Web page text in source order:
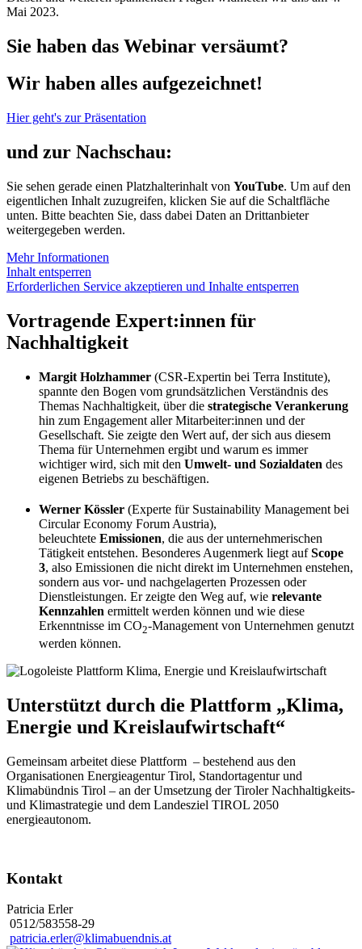
Mai 2023.
Sie haben das Webinar versäumt?
Wir haben alles aufgezeichnet!
Hier geht's zur Präsentation
und zur Nachschau:
Sie sehen gerade einen Platzhalterinhalt von YouTube. Um auf den
eigentlichen Inhalt zuzugreifen, klicken Sie auf die Schaltfläche
unten. Bitte beachten Sie, dass dabei Daten an Drittanbieter
weitergegeben werden.
Mehr Informationen
Inhalt entsperren
Erforderlichen Service akzeptieren und Inhalte entsperren
Vortragende Expert:innen für
Nachhaltigkeit
Margit Holzhammer (CSR-Expertin bei Terra Institute),
spannte den Bogen vom grundsätzlichen Verständnis des
Themas Nachhaltigkeit, über die strategische Verankerung
hin zum Engagement aller Mitarbeiter:innen und der
Gesellschaft. Sie zeigte den Wert auf, der sich aus diesem
Thema für Unternehmen ergibt und warum es immer
wichtiger wird, sich mit den Umwelt- und Sozialdaten des
eigenen Betriebs zu beschäftigen.
Werner Kössler (Experte für Sustainability Management bei
Circular Economy Forum Austria),
beleuchtete Emissionen, die aus der unternehmerischen
Tätigkeit entstehen. Besonderes Augenmerk liegt aufScope
3, also Emissionen die nicht direkt im Unternehmen enstehen,
sondern aus vor- und nachgelagerten Prozessen oder
Dienstleistungen. Er zeigte den Weg auf, wie relevante
Kennzahlen ermittelt werden können und wie diese
Erkenntnisse im CO2-Management von Unternehmen genutzt
werden können.
Unterstützt durch die Plattform „Klima,
Energie und Kreislaufwirtschaft“
Gemeinsam arbeitet diese Plattform – bestehend aus den
Organisationen Energieagentur Tirol, Standortagentur und
Klimabündnis Tirol – an der Umsetzung der Tiroler Nachhaltigkeits-
und Klimastrategie und dem Landesziel TIROL 2050
energieautonom.
Kontakt
Patricia Erler
0512/583558-29
patricia.erler@klimabuendnis.at